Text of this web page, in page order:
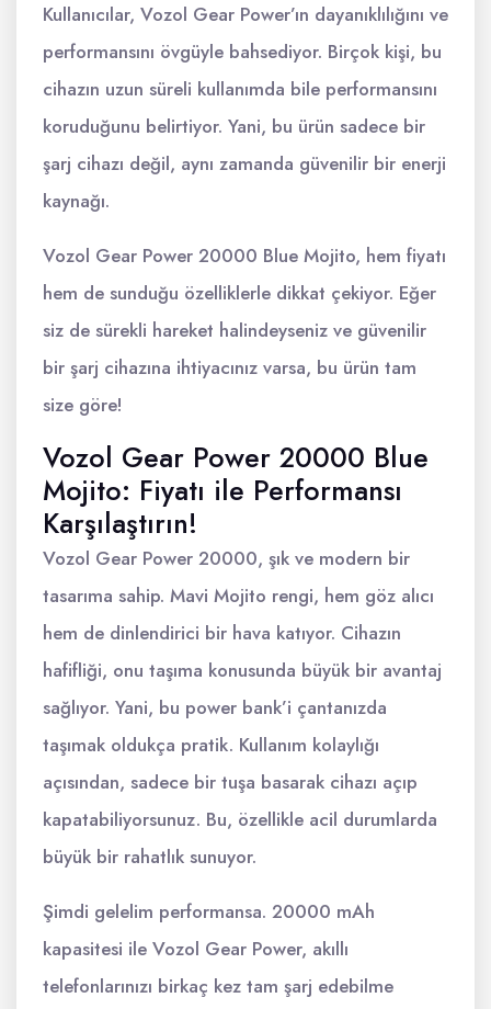
Kullanıcılar, Vozol Gear Power’ın dayanıklılığını ve
performansını övgüyle bahsediyor. Birçok kişi, bu
cihazın uzun süreli kullanımda bile performansını
koruduğunu belirtiyor. Yani, bu ürün sadece bir
şarj cihazı değil, aynı zamanda güvenilir bir enerji
kaynağı.
Vozol Gear Power 20000 Blue Mojito, hem fiyatı
hem de sunduğu özelliklerle dikkat çekiyor. Eğer
siz de sürekli hareket halindeyseniz ve güvenilir
bir şarj cihazına ihtiyacınız varsa, bu ürün tam
size göre!
Vozol Gear Power 20000 Blue
Mojito: Fiyatı ile Performansı
Karşılaştırın!
Vozol Gear Power 20000, şık ve modern bir
tasarıma sahip. Mavi Mojito rengi, hem göz alıcı
hem de dinlendirici bir hava katıyor. Cihazın
hafifliği, onu taşıma konusunda büyük bir avantaj
sağlıyor. Yani, bu power bank’i çantanızda
taşımak oldukça pratik. Kullanım kolaylığı
açısından, sadece bir tuşa basarak cihazı açıp
kapatabiliyorsunuz. Bu, özellikle acil durumlarda
büyük bir rahatlık sunuyor.
Şimdi gelelim performansa. 20000 mAh
kapasitesi ile Vozol Gear Power, akıllı
telefonlarınızı birkaç kez tam şarj edebilme